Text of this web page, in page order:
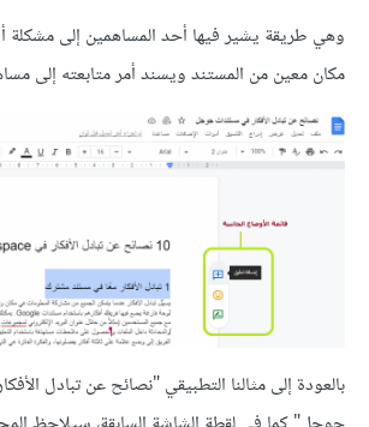
وهي طريقة يشير فيها أحد المساهمين إلى
مكان معين من المستند ويسند أمر متابعته إلى
بالعودة إلى مثالنا التطبيقي "نصائح عن تبادل